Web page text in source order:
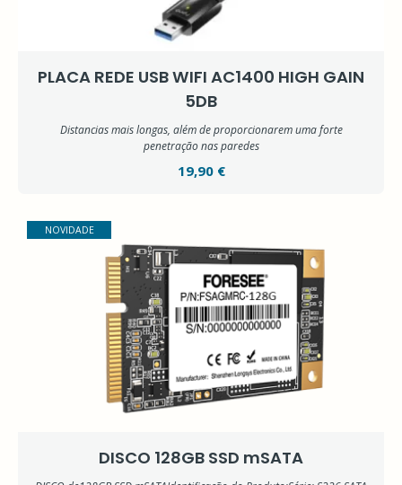
PLACA REDE USB WIFI AC1400 HIGH GAIN
5DB
Distancias mais longas, além de proporcionarem uma forte
penetração nas paredes
19,90 €
NOVIDADE
DISCO 128GB SSD mSATA